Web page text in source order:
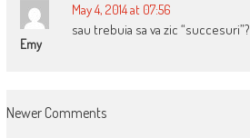
Emy
May 4, 2014 at 07:56
sau trebuia sa va zic “succesuri”?
COMMENT
NAVIGATION
Newer Comments